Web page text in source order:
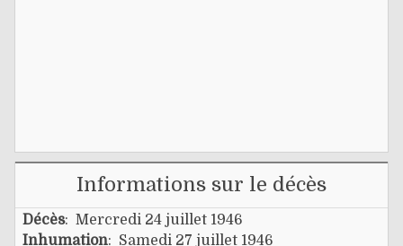
Informations sur le décès
Décès: Mercredi 24 juillet 1946
Inhumation: Samedi 27 juillet 1946